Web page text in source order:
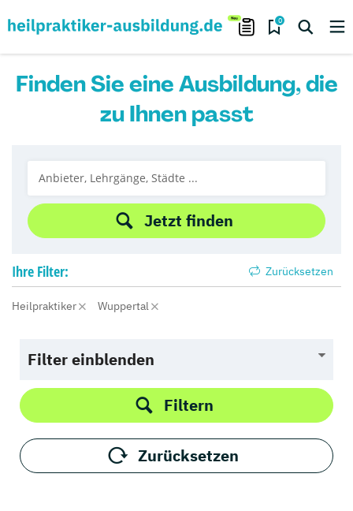
0
Finden Sie eine Ausbildung, die
zu Ihnen passt
Jetzt finden
Ihre Filter: Zurücksetzen
Heilpraktiker Wuppertal
Filter einblenden
Filtern
Zurücksetzen